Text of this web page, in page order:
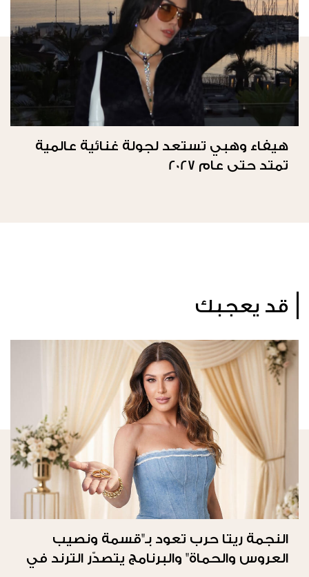
هيفاء وهبي تستعد لجولة غنائية عالمية
تمتد حتى عام 2027
قد يعجبك
النجمة ريتا حرب تعود بـ"قسمة ونصيب
العروس والحماة" والبرنامج يتصدّر الترند في